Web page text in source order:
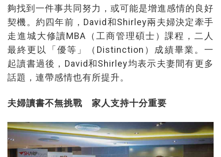
夠找到一件事共同努力，或可能是增進感情的良好
契機。約四年前，David和Shirley兩夫婦決定牽手
走進城大修讀MBA（工商管理碩士）課程，二人
最終更以「優等」（Distinction）成績畢業。一
起讀書過後，David和Shirley均表示夫妻間有更多
話題，連帶感情也有所提升。
夫婦讀書不無挑戰 家人支持十分重要